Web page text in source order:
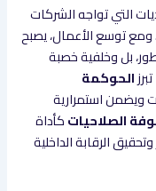
التي تواجه الشركات
توسع الأعمال، يصبح
بل وخلفية خصبة
الحوكمة
ويضمن استمرارية
الصلاحياتكأداة
الرقابة الداخلية